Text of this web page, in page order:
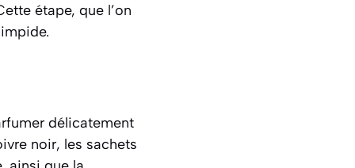
étape, que l’on
délicatement
noir, les sachets